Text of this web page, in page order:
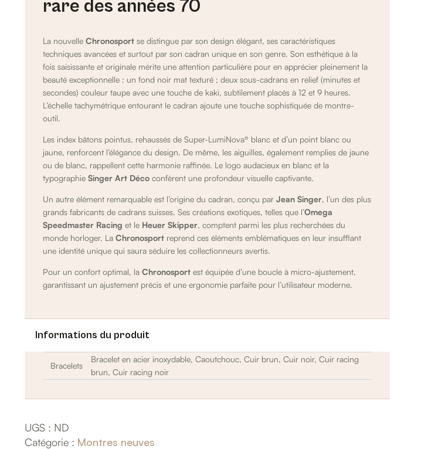
rare des années 70
La nouvelleChronosport se distingue par son design élégant, ses caractéristiques
techniques avancées et surtout par son cadran unique en son genre. Son esthétique à la
fois saisissante et originale mérite une attention particulière pour en apprécier pleinement la
beauté exceptionnelle : un fond noir mat texturé ; deux sous-cadrans en relief (minutes et
secondes) couleur taupe avec une touche de kaki, subtilement placés à 12 et 9 heures.
L’échelle tachymétrique entourant le cadran ajoute une touche sophistiquée de montre-
outil.
Les index bâtons pointus, rehaussés de Super-LumiNova® blanc et d’un point blanc ou
jaune, renforcent l’élégance du design. De même, les aiguilles, également remplies de jaune
ou de blanc, rappellent cette harmonie raffinée. Le logo audacieux en blanc et la
typographieSinger Art Déco confèrent une profondeur visuelle captivante.
Un autre élément remarquable est l’origine du cadran, conçu parJean Singer, l’un des plus
grands fabricants de cadrans suisses. Ses créations exotiques, telles que l’Omega
Speedmaster Racing et le Heuer Skipper, comptent parmi les plus recherchées du
monde horloger. LaChronosport reprend ces éléments emblématiques en leur insufflant
une identité unique qui saura séduire les collectionneurs avertis.
Pour un confort optimal, laChronosport est équipée d’une boucle à micro-ajustement,
garantissant un ajustement précis et une ergonomie parfaite pour l’utilisateur moderne.
Informations du produit
Bracelets
Bracelet en acier inoxydable, Caoutchouc, Cuir brun, Cuir noir, Cuir racing
brun, Cuir racing noir
UGS : ND
Catégorie : Montres neuves